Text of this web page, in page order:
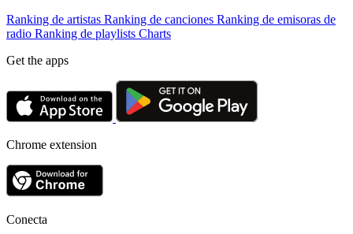
Ranking de artistas Ranking de canciones Ranking de emisoras de
radio Ranking de playlists Charts
Get the apps
Chrome extension
Conecta